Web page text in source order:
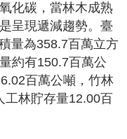
化碳，當林木成熟
呈現遞減趨勢。臺
量為358.7百萬立方
約有150.7百萬公
百萬公噸，竹林
工林貯存量12.00百